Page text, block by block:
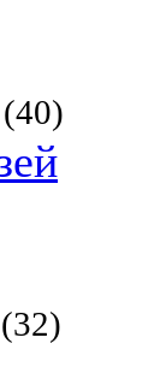
(40)
(32)